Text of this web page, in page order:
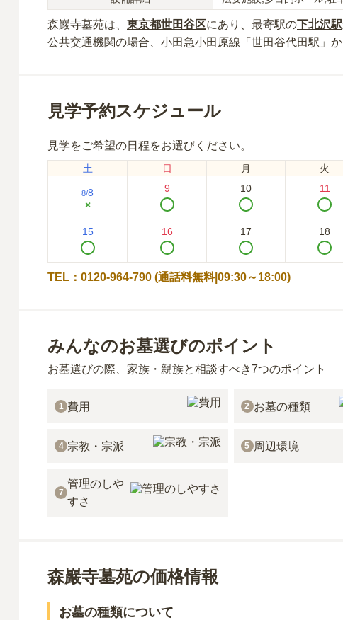
森巖寺墓苑は、 東京都世田谷区にあり 、最寄駅の下北沢駅
公共交通機関の場合 、小田急小田原線「世田谷代田駅」
見学予約スケジュール
見学をご希望の日程をお選びください。
土 日 月 火
8/8
×
9 10 11
15 16 17 18
TEL：0120-964-790 (通話料無料|09:30～18:00)
みんなのお墓選びのポイント
お墓選びの際、家族・親族と相談すべき7つのポイント
1 費用 2 お墓の種類
4 宗教・宗派 5 周辺環境
7
管理のしや
すさ
森巖寺墓苑の価格情報
お墓の種類について